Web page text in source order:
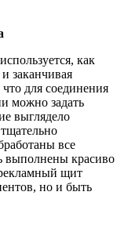
как
заканчивая
для соединения
можно задать
выглядело
все
красиво
щит
но и быть